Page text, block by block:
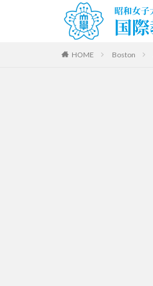
HOME Boston